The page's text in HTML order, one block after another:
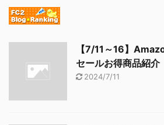
【7/11～16】
セールお得商品紹介
2024/7/11